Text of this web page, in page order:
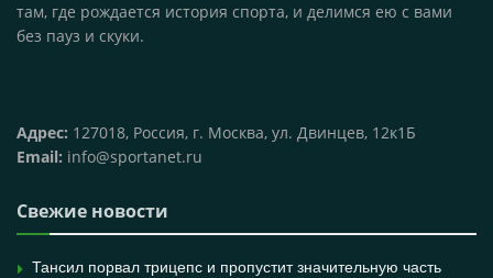
там, где рождается история спорта, и делимся ею с вами
без пауз и скуки.
Адрес: 127018, Россия, г. Москва, ул. Двинцев, 12к1Б
Email: info@sportanet.ru
Свежие новости
Тансил порвал трицепс и пропустит значительную часть